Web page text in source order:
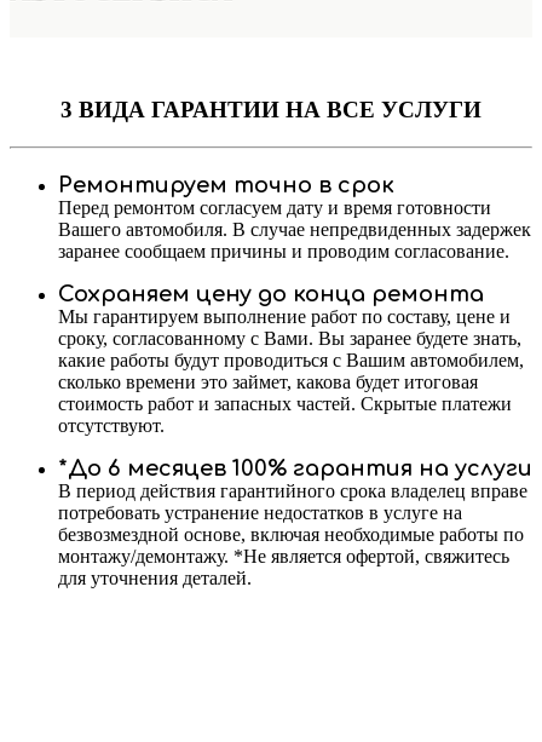
3 ВИДА ГАРАНТИИ НА ВСЕ УСЛУГИ
Ремонтируем точно в срок
Перед ремонтом согласуем дату и время готовности
Вашего автомобиля. В случае непредвиденных задержек
заранее сообщаем причины и проводим согласование.
Сохраняем цену до конца ремонта
Мы гарантируем выполнение работ по составу, цене и
сроку, согласованному с Вами. Вы заранее будете знать,
какие работы будут проводиться с Вашим автомобилем,
сколько времени это займет, какова будет итоговая
стоимость работ и запасных частей. Скрытые платежи
отсутствуют.
*До 6 месяцев 100% гарантия на услуги
В период действия гарантийного срока владелец вправе
потребовать устранение недостатков в услуге на
безвозмездной основе, включая необходимые работы по
монтажу/демонтажу. *Не является офертой, свяжитесь
для уточнения деталей.